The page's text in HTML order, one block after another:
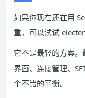
如果你现在还在用
重，可以试试
它不是最轻的方案
界面、连接管理、
个不错的平衡。